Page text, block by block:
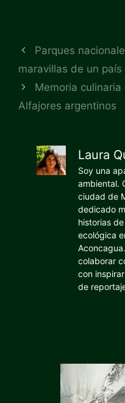
Parques
maravillas de un
Memoria
Alfajores argentinos
Laura
Soy una
ambiental.
ciudad de
dedicado
historias
ecológica
colaborar
con
de